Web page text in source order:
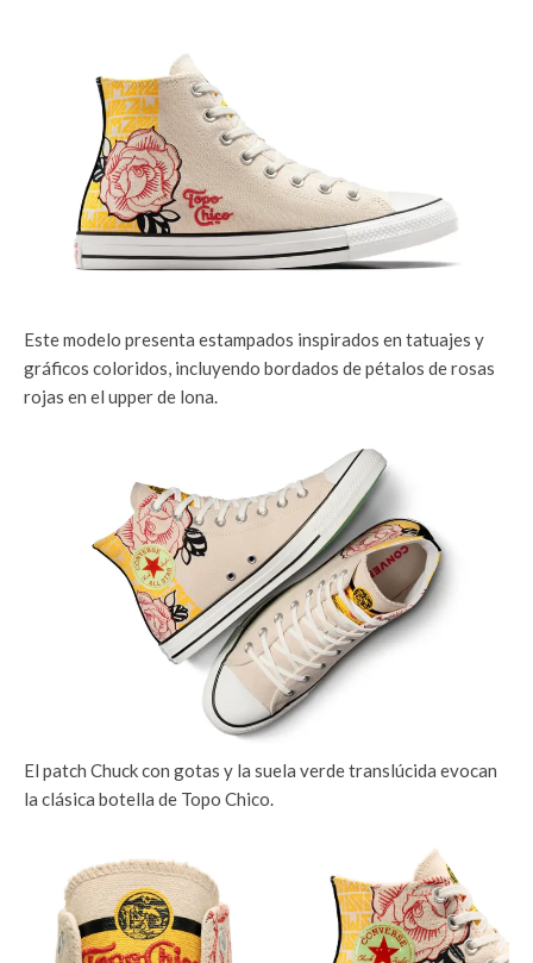
Este modelo presenta estampados inspirados en tatuajes y
gráficos coloridos, incluyendo bordados de pétalos de rosas
rojas en el upper de lona.
El patch Chuck con gotas y la suela verde translúcida evocan
la clásica botella de Topo Chico.